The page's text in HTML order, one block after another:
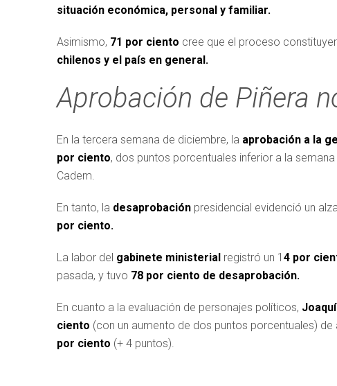
situación económica, personal y familiar.
Asimismo, 71 por ciento cree que el proceso
chilenos y el país en general.
Aprobación de Piñera
En la tercera semana de diciembre, la aprobación a la
por ciento, dos puntos porcentuales inferior a la
Cadem.
En tanto, la desaprobación presidencial evidenció un
por ciento.
La labor del gabinete ministerial registró un 1 4 por
pasada, y tuvo 78 por ciento de desaprobación.
En cuanto a la evaluación de personajes políticos,
ciento (con un aumento de dos puntos porcentuales)
por ciento (+ 4 puntos).